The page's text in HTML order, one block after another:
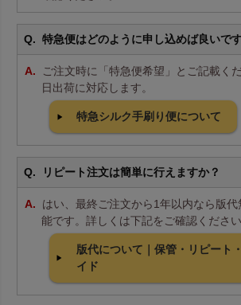
特急便はどのように申し込めば良いで
ご注文時に「特急便希望」とご記載く
日出荷に対応します。
特急シルク手刷り便について
リピート注文は簡単に行えますか？
はい、最終ご注文から1年以内なら版
能です。詳しくは下記をご確認ください
版代について｜保管・リピート
イド